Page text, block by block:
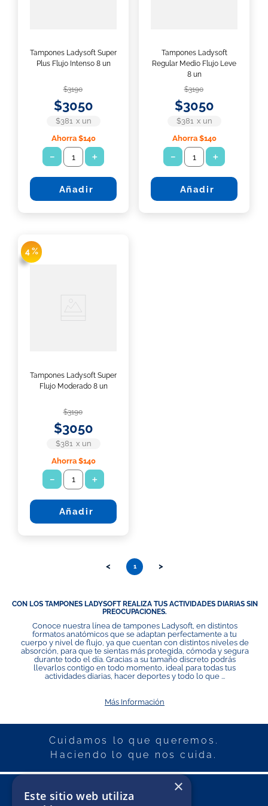
Tampones Ladysoft Super
Plus Flujo Intenso 8 un
$3190
$3050
$381 x un
Ahorra $140
＋
－
Añadir
Tampones Ladysoft
Regular Medio Flujo Leve
8 un
$3190
$3050
$381 x un
Ahorra $140
＋
－
Añadir
4 %
Tampones Ladysoft Super
Flujo Moderado 8 un
$3190
$3050
$381 x un
Ahorra $140
＋
－
Añadir
< 1 >
CON LOS TAMPONES LADYSOFT REALIZA TUS ACTIVIDADES DIARIAS SIN
PREOCUPACIONES.
Conoce nuestra línea de tampones Ladysoft, en distintos
formatos anatómicos que se adaptan perfectamente a tu
cuerpo y nivel de flujo, ya que cuentan con distintos niveles de
absorción, para que te sientas más protegida, cómoda y segura
durante todo el día. Gracias a su tamaño discreto podrás
llevarlos contigo en todo momento, ideal para todas tus
actividades diarias, hacer deportes y todo lo que ...
Más Información
Cuidamos lo que queremos.
Haciendo lo que nos cuida.
×
Este sitio web utiliza